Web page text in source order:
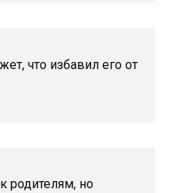
что избавил его от
родителям, но